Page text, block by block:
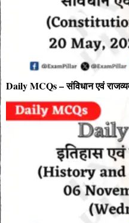
Daily MCQs – संविधान एवं